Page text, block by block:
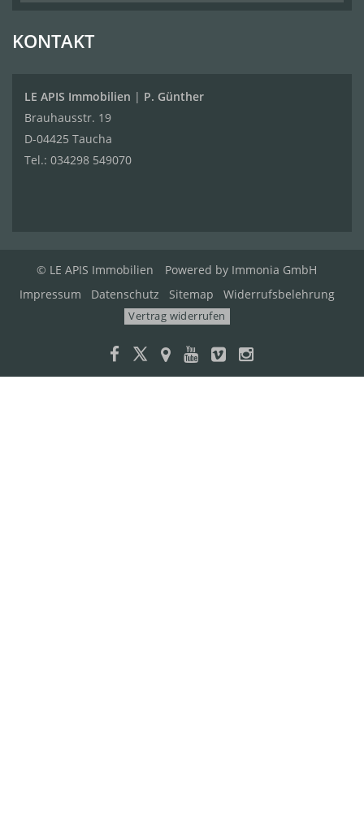
KONTAKT
LE APIS Immobilien | P. Günther
Brauhausstr. 19
D-04425 Taucha
Tel.: 034298 549070
© LE APIS Immobilien Powered by Immonia GmbH
Impressum
Datenschutz Sitemap Widerrufsbelehrung
Vertrag widerrufen